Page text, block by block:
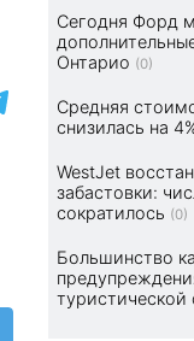
Сегодня Форд
Онтарио (0)
Средняя
снизилась на
WestJet
забастовки:
сократилось (0)
Большинство